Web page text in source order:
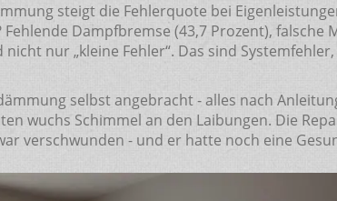
steigt die Fehlerquote bei
Dampfbremse (43,7 Prozent), falsche
nur „kleine Fehler“. Das sind
selbst angebracht - alles nach
wuchs Schimmel an den Laibungen. Die
verschwunden - und er hatte noch eine